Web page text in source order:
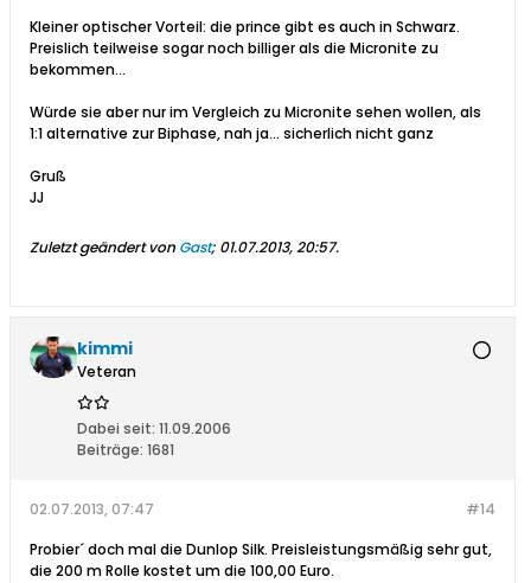
Kleiner optischer Vorteil: die prince gibt es auch in Schwarz.
Preislich teilweise sogar noch billiger als die Micronite zu
bekommen...
Würde sie aber nur im Vergleich zu Micronite sehen wollen, als
1:1 alternative zur Biphase, nah ja... sicherlich nicht ganz
Gruß
JJ
Zuletzt geändert von Gast; 01.07.2013, 20:57.
kimmi
Veteran
Dabei seit: 11.09.2006
Beiträge: 1681
#14
02.07.2013, 07:47
Probier´ doch mal die Dunlop Silk. Preisleistungsmäßig sehr gut,
die 200 m Rolle kostet um die 100,00 Euro.